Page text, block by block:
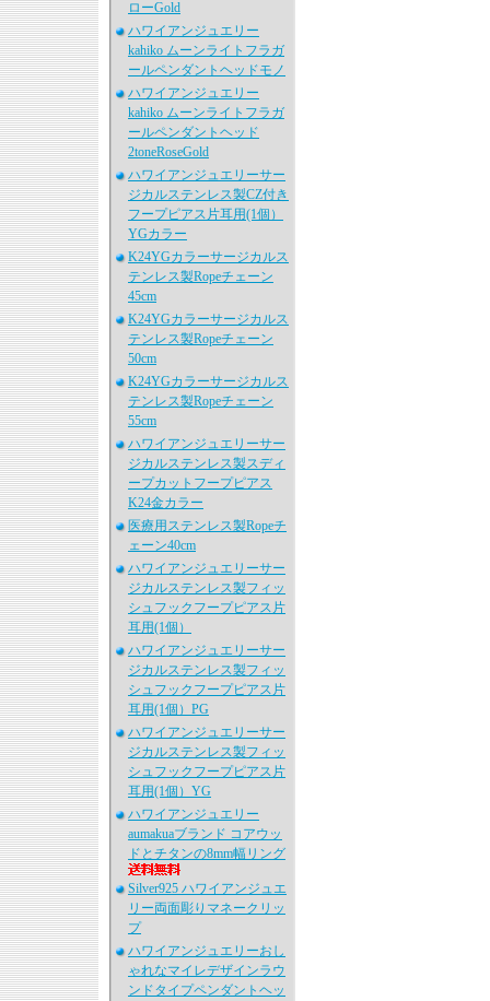
ローGold
ハワイアンジュエリー
kahiko ムーンライトフラガ
ールペンダントヘッドモノ
ハワイアンジュエリー
kahiko ムーンライトフラガ
ールペンダントヘッド
2toneRoseGold
ハワイアンジュエリーサー
ジカルステンレス製CZ付き
フープピアス片耳用(1個）
YGカラー
K24YGカラーサージカルス
テンレス製Ropeチェーン
45cm
K24YGカラーサージカルス
テンレス製Ropeチェーン
50cm
K24YGカラーサージカルス
テンレス製Ropeチェーン
55cm
ハワイアンジュエリーサー
ジカルステンレス製スディ
ープカットフープピアス
K24金カラー
医療用ステンレス製Ropeチ
ェーン40cm
ハワイアンジュエリーサー
ジカルステンレス製フィッ
シュフックフープピアス片
耳用(1個）
ハワイアンジュエリーサー
ジカルステンレス製フィッ
シュフックフープピアス片
耳用(1個）PG
ハワイアンジュエリーサー
ジカルステンレス製フィッ
シュフックフープピアス片
耳用(1個）YG
ハワイアンジュエリー
aumakuaブランド コアウッ
ドとチタンの8mm幅リング
Silver925 ハワイアンジュエ
リー両面彫りマネークリッ
プ
ハワイアンジュエリーおし
ゃれなマイレデザインラウ
ンドタイプペンダントヘッ